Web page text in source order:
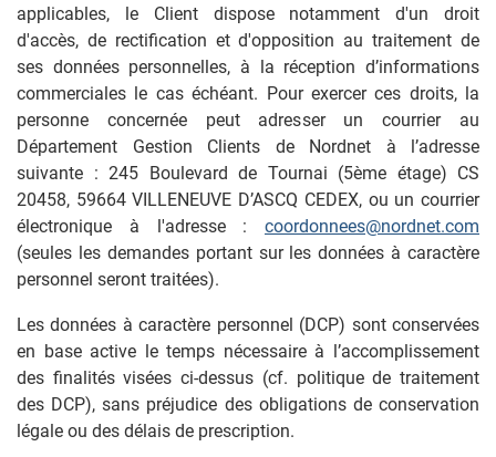
applicables, le Client dispose notamment d'un droit
d'accès, de rectification et d'opposition au traitement de
ses données personnelles, à la réception d’informations
commerciales le cas échéant. Pour exercer ces droits, la
personne concernée peut adresser un courrier au
Département Gestion Clients de Nordnet à l’adresse
suivante : 245 Boulevard de Tournai (5ème étage) CS
20458, 59664 VILLENEUVE D’ASCQ CEDEX, ou un courrier
électronique à l'adresse : coordonnees@nordnet.com
(seules les demandes portant sur les données à caractère
personnel seront traitées).
Les données à caractère personnel (DCP) sont conservées
en base active le temps nécessaire à l’accomplissement
des finalités visées ci-dessus (cf. politique de traitement
des DCP), sans préjudice des obligations de conservation
légale ou des délais de prescription.